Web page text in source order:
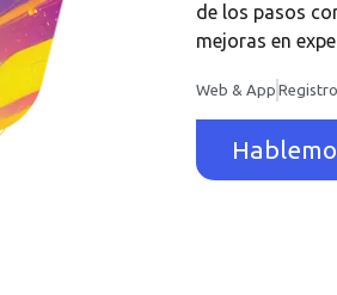
de los pasos
mejoras en
Web & App